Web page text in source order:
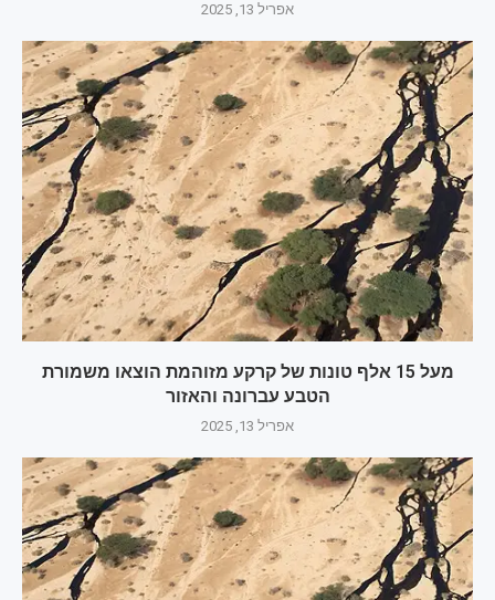
אפריל 13, 2025
מעל 15 אלף טונות של קרקע מזוהמת הוצאו משמורת
הטבע עברונה והאזור
אפריל 13, 2025